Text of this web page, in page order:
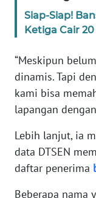
Siap-Siap!
Ketiga Cair
“Meskipun
dinamis. Tapi
kami bisa
lapangan
Lebih lanjut, ia
data DTSEN
daftar penerima
Beberapa nama
WN
RIAU
WN
SERAMBI
WN
WN
SULTRA